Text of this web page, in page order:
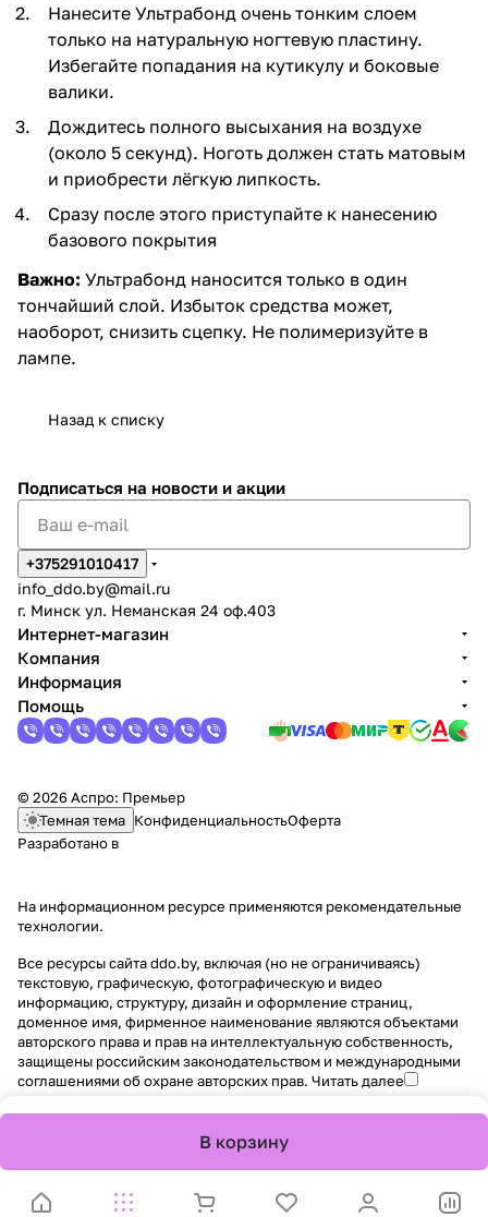
Нанесите Ультрабонд очень тонким слоем
только на натуральную ногтевую пластину.
Избегайте попадания на кутикулу и боковые
валики.
Дождитесь полного высыхания на воздухе
(около 5 секунд). Ноготь должен стать матовым
и приобрести лёгкую липкость.
Сразу после этого приступайте к нанесению
базового покрытия
Важно: Ультрабонд наносится только в один
тончайший слой. Избыток средства может,
наоборот, снизить сцепку. Не полимеризуйте в
лампе.
Назад к списку
В корзину
Подписаться на новости и акции
+375291010417
info_ddo.by@mail.ru
г. Минск ул. Неманская 24 оф.403
Интернет-магазин
Компания
Информация
Помощь
© 2026 Аспро: Премьер
Темная тема КонфиденциальностьОферта
Разработано в
На информационном ресурсе применяются рекомендательные
технологии.
Все ресурсы сайта ddo.by, включая (но не ограничиваясь)
текстовую, графическую, фотографическую и видео
информацию, структуру, дизайн и оформление страниц,
доменное имя, фирменное наименование являются объектами
авторского права и прав на интеллектуальную собственность,
защищены российским законодательством и международными
соглашениями об охране авторских прав. Читать далее